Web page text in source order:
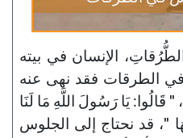
الإنسان في بيته
الطرقات فقد نهى عنه
قَالُوا: يَا رَسُولَ اللَّهِ مَا لَنَا
"، قد نحتاج إلى الجلوس